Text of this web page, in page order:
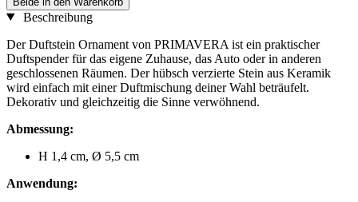
Beschreibung
Der Duftstein Ornament von PRIMAVERA ist ein praktischer
Duftspender für das eigene Zuhause, das Auto oder in anderen
geschlossenen Räumen. Der hübsch verzierte Stein aus Keramik
wird einfach mit einer Duftmischung deiner Wahl beträufelt.
Dekorativ und gleichzeitig die Sinne verwöhnend.
Abmessung:
H 1,4 cm, Ø 5,5 cm
Anwendung: